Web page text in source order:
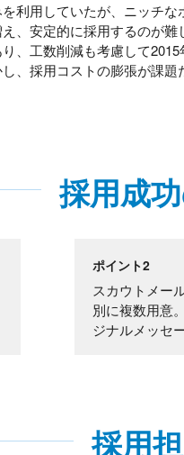
利用していたが、ニッチな
、安定的に採用するのが難
、工数削減も考慮して
、採用コストの膨張が課題
採用成
ポイント2
スカウトメー
別に複数用意
ジナルメッセ
採用